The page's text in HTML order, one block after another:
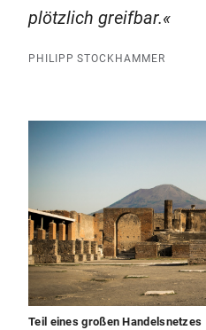
plötzlich greifbar.
PHILIPP STOCKHAMMER
Teil eines großen Handelsnetzes